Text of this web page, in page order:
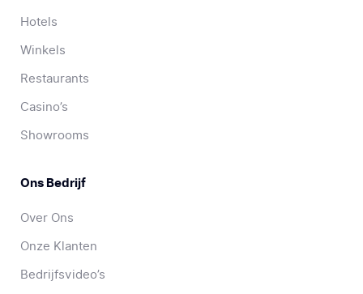
Hotels
Winkels
Restaurants
Casino’s
Showrooms
Ons Bedrijf
Over Ons
Onze Klanten
Bedrijfsvideo’s